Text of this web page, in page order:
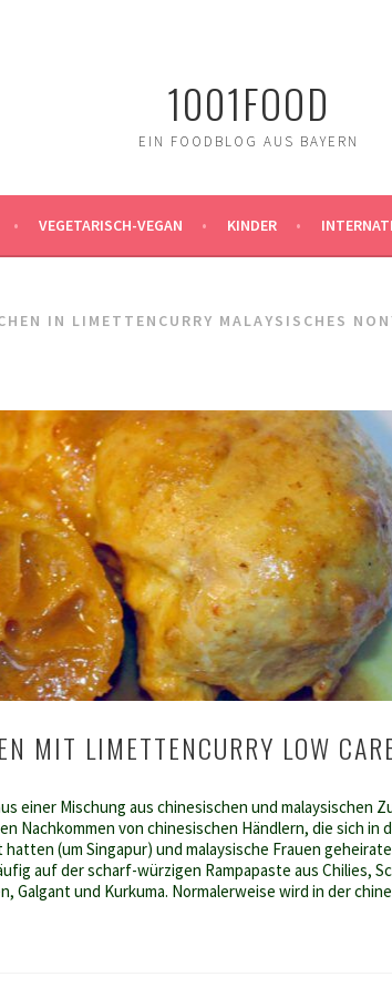
1001FOOD
EIN FOODBLOG AUS BAYERN
VEGETARISCH-VEGAN KINDER
IN LIMETTENCURRY MALAYSISCHES
MIT LIMETTENCURRY LOW
einer Mischung aus chinesischen und malaysischen
Nachkommen von chinesischen Händlern, die sich in
(um Singapur) und malaysische Frauen
auf der scharf-würzigen Rampapaste aus Chilies,
Galgant und Kurkuma. Normalerweise wird in der